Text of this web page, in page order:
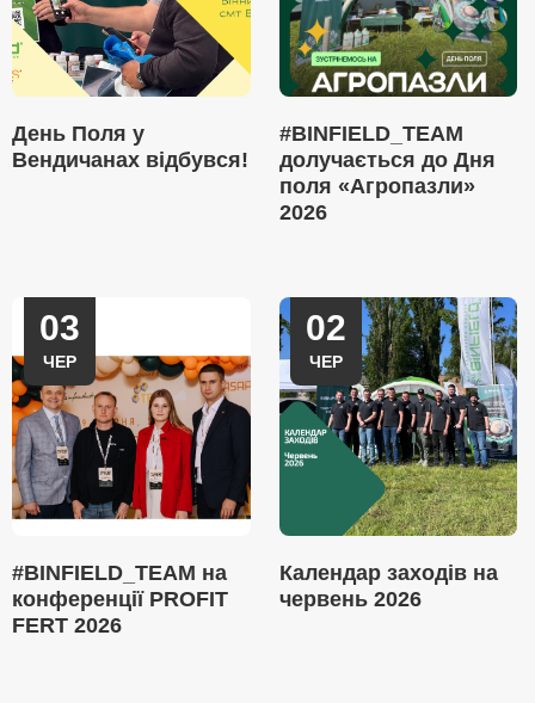
День Поля у
Вендичанах відбувся!
#BINFIELD_TEAM
долучається до Дня
поля «Агропазли»
2026
03
ЧЕР
#BINFIELD_TEAM на
конференції PROFIT
FERT 2026
02
ЧЕР
Календар заходів на
червень 2026